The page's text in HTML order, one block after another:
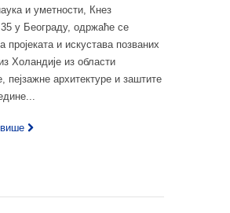
и уметности, Кнез
у Београду, одржаће се
пројеката и искустава позваних
Холандије из области
пејзажне архитектуре и заштите
више